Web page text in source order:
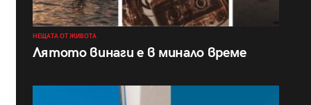
НЕЩАТА ОТ ЖИВОТА
Лятото винаги е в минало време